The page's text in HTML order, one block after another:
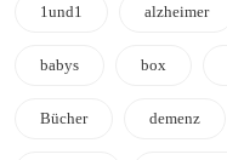
1und1 alzheimer
babys box
Bücher demenz